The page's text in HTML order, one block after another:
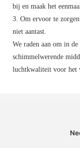
bij en maak het
3. Om ervoor te
niet aantast.
We raden aan om in
schimmelwerende
luchtkwaliteit voor het